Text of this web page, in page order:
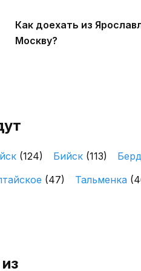
Как доехать из
Москву?
(124) Бийск (113)
(47) Тальменка